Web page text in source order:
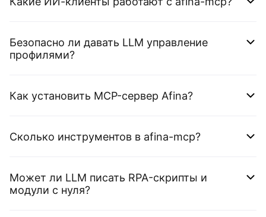
Безопасно ли давать LLM управление
профилями?
Как установить MCP-сервер Afina?
Сколько инструментов в afina-mcp?
Может ли LLM писать RPA-скрипты и
модули с нуля?